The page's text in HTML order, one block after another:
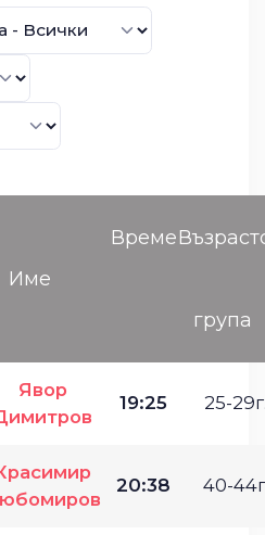
Име
Време
група
Явор
19:25 25-
20:38 40-